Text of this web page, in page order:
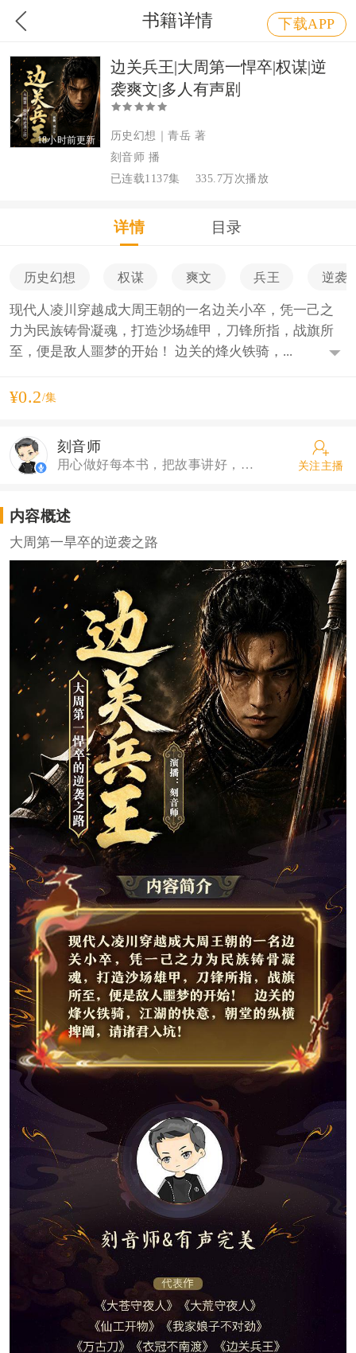
书籍详情 下载APP
18小时前更新
边关兵王|大周第一悍卒|权谋|逆
袭爽文|多人有声剧
历史幻想｜青岳 著
刻音师 播
已连载1137集
335.7万次播放
详情 目录
历史幻想 权谋 爽文 兵王 逆袭
现代人凌川穿越成大周王朝的一名边关小卒，凭一己之
力为民族铸骨凝魂，打造沙场雄甲，刀锋所指，战旗所
至，便是敌人噩梦的开始！ 边关的烽火铁骑，...
¥0.2/集
刻音师
用心做好每本书，把故事讲好，希望每一个听众都喜欢 关注主播
内容概述
大周第一旱卒的逆袭之路